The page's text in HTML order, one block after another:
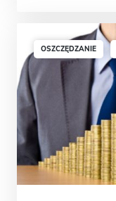
OSZCZĘDZANIE